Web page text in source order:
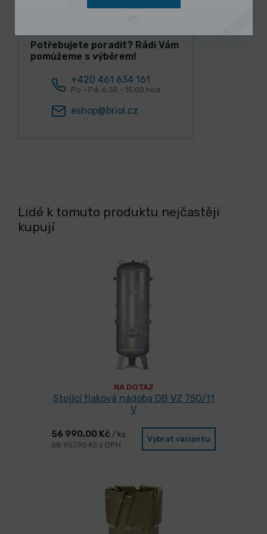
Potřebujete poradit? Rádi Vám
pomůžeme s výběrem!
+420 461 634 161
Po - Pá: 6:30 - 15:00 hod.
eshop@briol.cz
Lidé k tomuto produktu nejčastěji
kupují
NA DOTAZ
Stojící tlaková nádoba DB VZ 750/11
V
56 990,00 Kč / ks
68 957,90 Kč s DPH
Vybrat variantu